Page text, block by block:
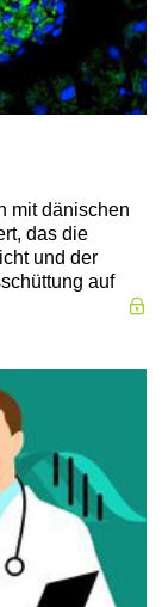
mit dänischen
das die
und der
auf